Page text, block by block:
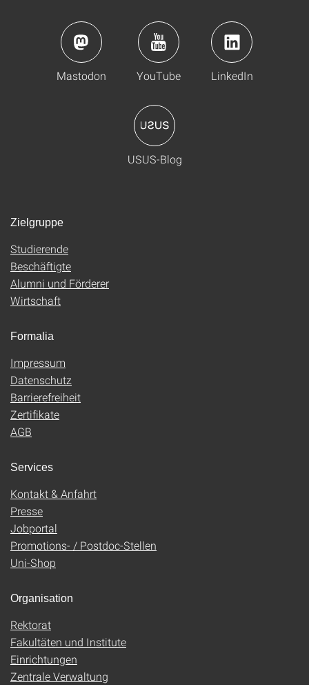
Mastodon YouTube LinkedIn
USUS-Blog
Zielgruppe
Studierende
Beschäftigte
Alumni und Förderer
Wirtschaft
Formalia
Impressum
Datenschutz
Barrierefreiheit
Zertifikate
AGB
Services
Kontakt & Anfahrt
Presse
Jobportal
Promotions- / Postdoc-Stellen
Uni-Shop
Organisation
Rektorat
Fakultäten und Institute
Einrichtungen
Zentrale Verwaltung